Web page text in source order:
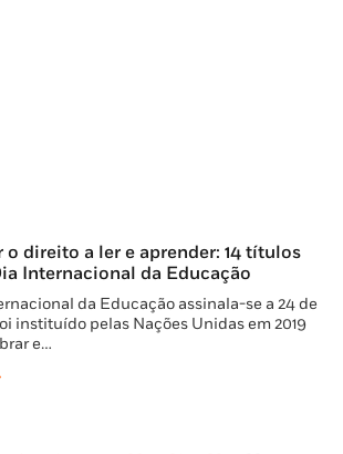
o direito a ler e aprender: 14 títulos
Internacional da Educação
da Educação assinala-se a 24 de
instituído pelas Nações Unidas em 2019
e…